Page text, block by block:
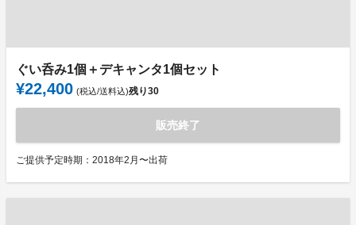
ぐい呑み1個＋デキャンタ1個セット
¥22,400 (税込/送料込)残り30
販売終了
ご提供予定時期：2018年2月〜出荷